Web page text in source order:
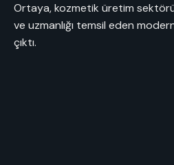
Ortaya, kozmetik üretim
ve uzmanlığı temsil eden
çıktı.